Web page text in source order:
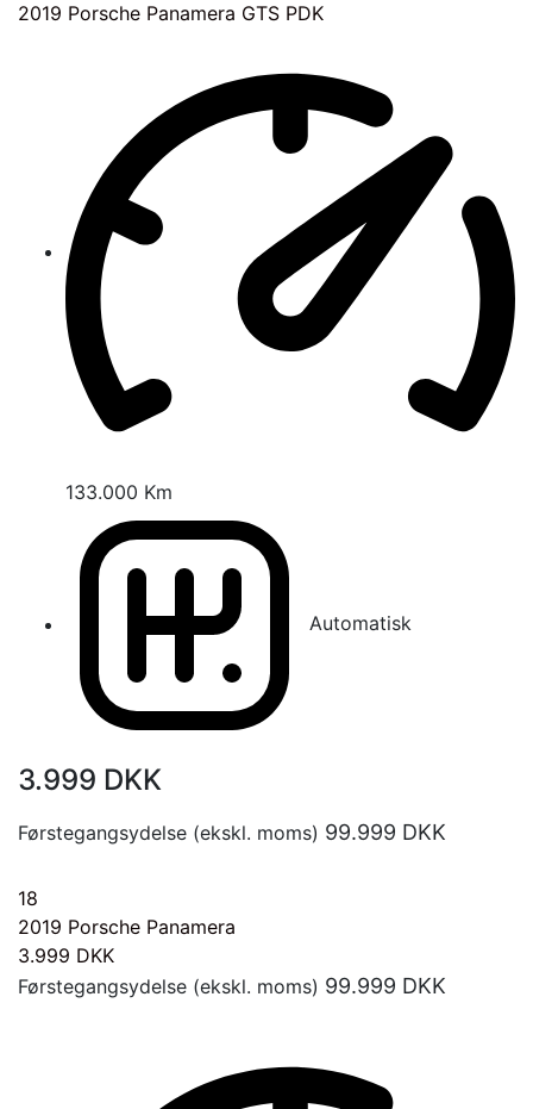
2019 Porsche Panamera GTS PDK
133.000 Km
Automatisk
3.999 DKK
Førstegangsydelse (ekskl. moms) 99.999 DKK
18
2019 Porsche Panamera
3.999 DKK
Førstegangsydelse (ekskl. moms) 99.999 DKK